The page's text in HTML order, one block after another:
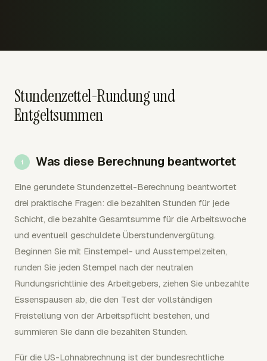
Stundenzettel-Rundung und
Entgeltsummen
Was diese Berechnung beantwortet
Eine gerundete Stundenzettel-Berechnung beantwortet
drei praktische Fragen: die bezahlten Stunden für jede
Schicht, die bezahlte Gesamtsumme für die Arbeitswoche
und eventuell geschuldete Überstundenvergütung.
Beginnen Sie mit Einstempel- und Ausstempelzeiten,
runden Sie jeden Stempel nach der neutralen
Rundungsrichtlinie des Arbeitgebers, ziehen Sie unbezahlte
Essenspausen ab, die den Test der vollständigen
Freistellung von der Arbeitspflicht bestehen, und
summieren Sie dann die bezahlten Stunden.
Für die US-Lohnabrechnung ist der bundesrechtliche